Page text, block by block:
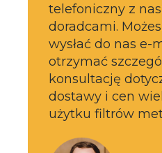
telefoniczny z
doradcami.
wysłać do nas e-
otrzymać
konsultację
dostawy i cen
użytku filtrów